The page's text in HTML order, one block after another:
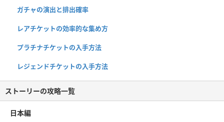
ガチャの演出と排出確率
レアチケットの効率的な集め方
プラチナチケットの入手方法
レジェンドチケットの入手方法
ストーリーの攻略一覧
日本編